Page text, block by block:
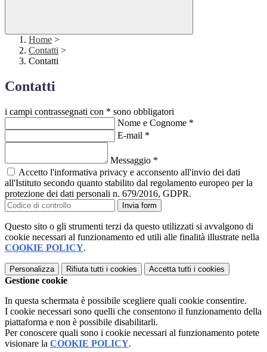
Home >
Contatti >
Contatti
Contatti
i campi contrassegnati con * sono obbligatori
Nome e Cognome *
E-mail *
Messaggio *
Accetto l'informativa privacy e acconsento all'invio dei dati
all'Istituto secondo quanto stabilito dal regolamento europeo per la
protezione dei dati personali n. 679/2016, GDPR.
Invia form
Questo sito o gli strumenti terzi da questo utilizzati si avvalgono di
cookie necessari al funzionamento ed utili alle finalità illustrate nella
COOKIE POLICY.
Personalizza Rifiuta tutti i cookies Accetta tutti i cookies
Gestione cookie
In questa schermata è possibile scegliere quali cookie consentire.
I cookie necessari sono quelli che consentono il funzionamento della
piattaforma e non è possibile disabilitarli.
Per conoscere quali sono i cookie necessari al funzionamento potete
visionare la COOKIE POLICY.